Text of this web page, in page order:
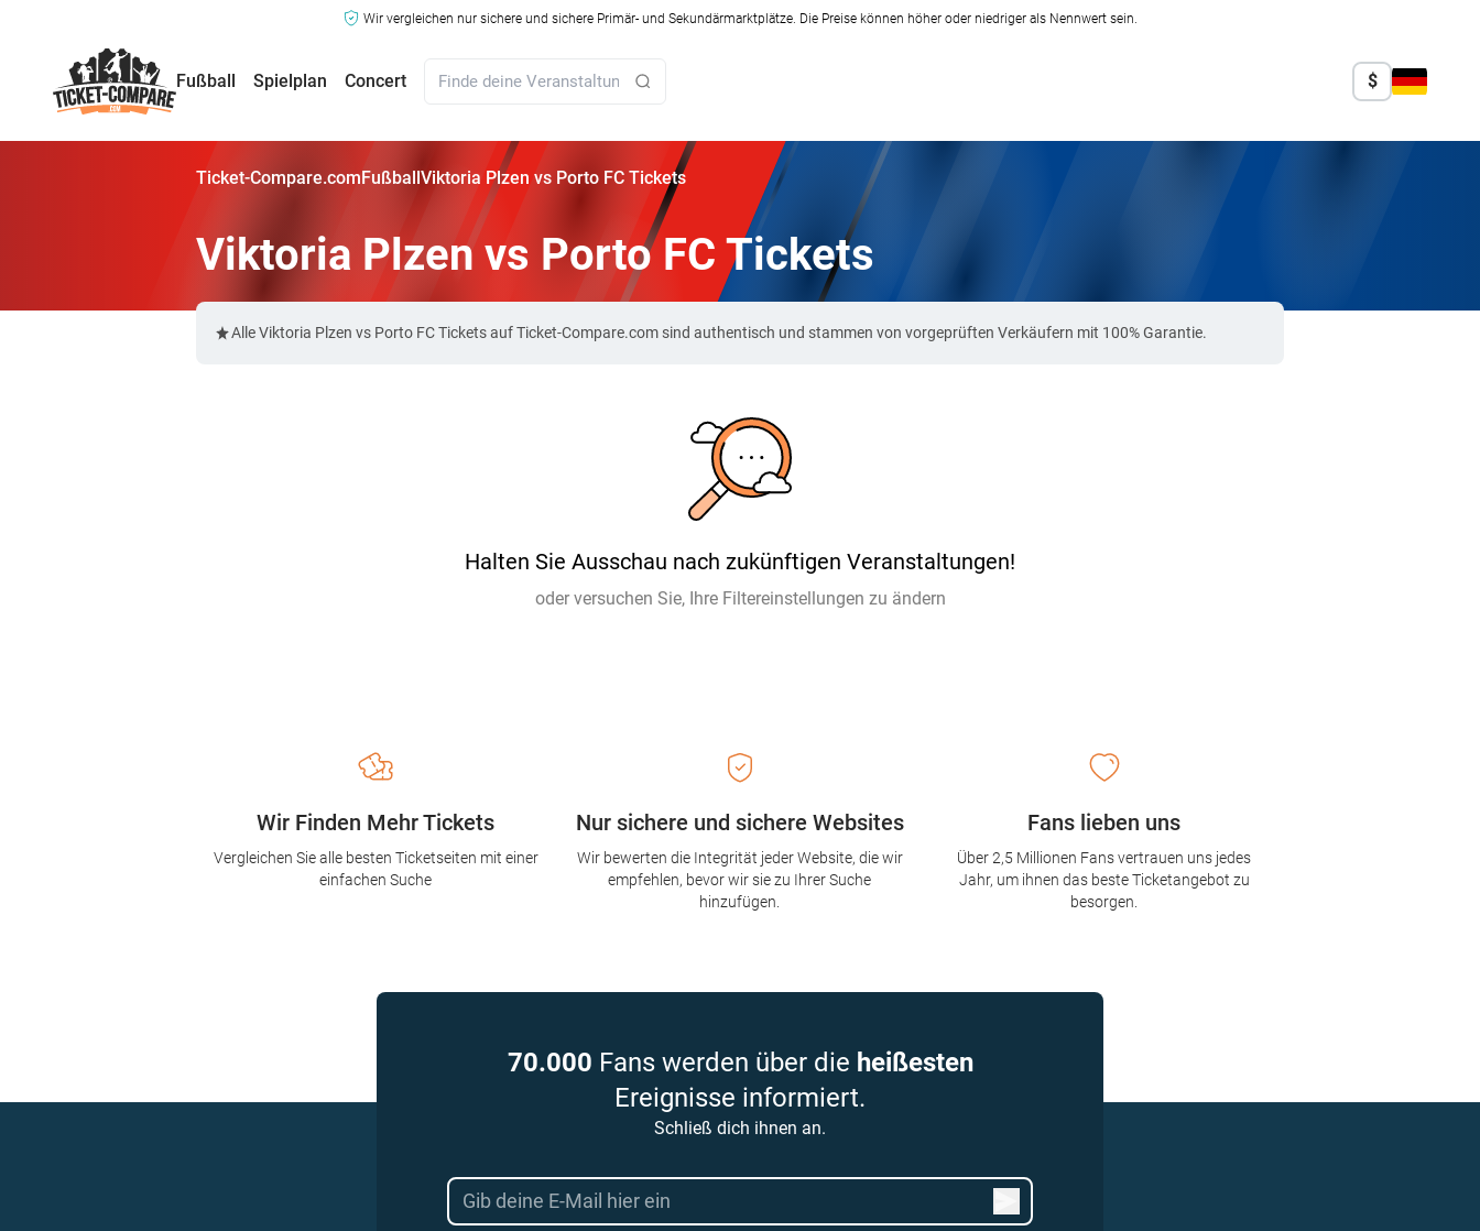
Wir vergleichen nur sichere und sichere Primär- und Sekundärmarktplätze. Die Preise können höher oder niedriger als Nennwert sein.
Fußball Spielplan Concert $
Ticket-Compare.comFußballViktoria Plzen vs Porto FC Tickets
Viktoria Plzen vs Porto FC Tickets
Alle Viktoria Plzen vs Porto FC Tickets auf Ticket-Compare.com sind authentisch und stammen von vorgeprüften Verkäufern mit 100% Garantie.
Halten Sie Ausschau nach zukünftigen Veranstaltungen!
oder versuchen Sie, Ihre Filtereinstellungen zu ändern
Nur sichere und sichere Websites
Wir bewerten die Integrität jeder Website, die wir
empfehlen, bevor wir sie zu Ihrer Suche
hinzufügen.
Wir Finden Mehr Tickets
Vergleichen Sie alle besten Ticketseiten mit einer
einfachen Suche
Fans lieben uns
Über 2,5 Millionen Fans vertrauen uns jedes
Jahr, um ihnen das beste Ticketangebot zu
besorgen.
70.000 Fans werden über die heißesten
Ereignisse informiert.
Schließ dich ihnen an.